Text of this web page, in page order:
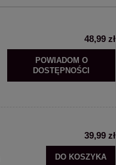
48,99 zł
POWIADOM O
DOSTĘPNOŚCI
39,99 zł
DO KOSZYKA